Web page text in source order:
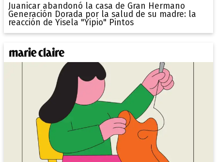
Juanicar abandonó la casa de Gran Hermano
Generación Dorada por la salud de su madre: la
reacción de Yisela "Yipio" Pintos